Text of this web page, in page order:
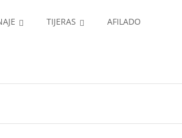
TIJERAS AFILADO